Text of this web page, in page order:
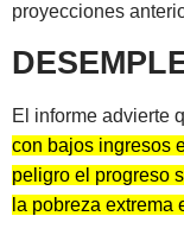
proyecciones
El informe advierte
con bajos ingresos
peligro el progreso
la pobreza extrema